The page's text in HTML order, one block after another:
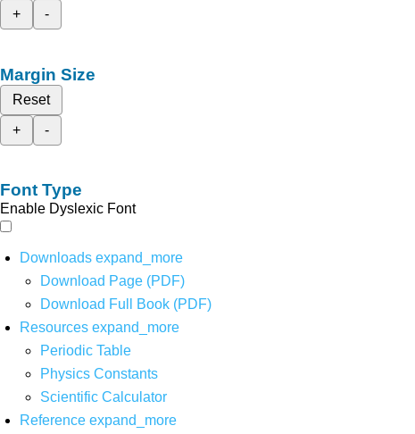
+
-
Margin Size
Reset
+
-
Font Type
Enable Dyslexic Font
Downloads expand_more
Download Page (PDF)
Download Full Book (PDF)
Resources expand_more
Periodic Table
Physics Constants
Scientific Calculator
Reference expand_more